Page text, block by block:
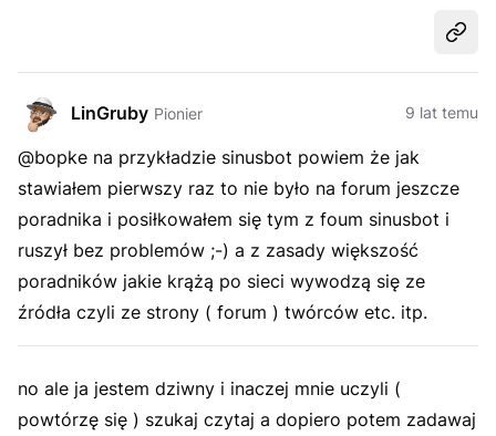
LinGruby Pionier 9 lat temu
@bopke na przykładzie sinusbot powiem że jak
stawiałem pierwszy raz to nie było na forum jeszcze
poradnika i posiłkowałem się tym z foum sinusbot i
ruszył bez problemów ;-) a z zasady większość
poradników jakie krążą po sieci wywodzą się ze
źródła czyli ze strony ( forum ) twórców etc. itp.
no ale ja jestem dziwny i inaczej mnie uczyli (
powtórzę się ) szukaj czytaj a dopiero potem zadawaj